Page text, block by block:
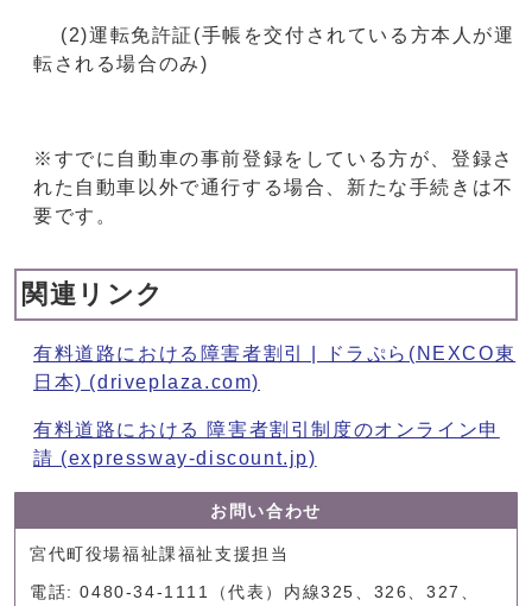
(2)運転免許証(⼿帳を交付されている⽅本⼈が運
転される場合のみ)
※すでに自動車の事前登録をしている方が、登録さ
れた自動車以外で通行する場合、新たな手続きは不
要です。
関連リンク
有料道路における障害者割引 | ドラぷら(NEXCO東
日本) (driveplaza.com)
有料道路における 障害者割引制度のオンライン申
請 (expressway-discount.jp)
お問い合わせ
宮代町役場福祉課福祉支援担当
電話: 0480-34-1111（代表）内線325、326、327、